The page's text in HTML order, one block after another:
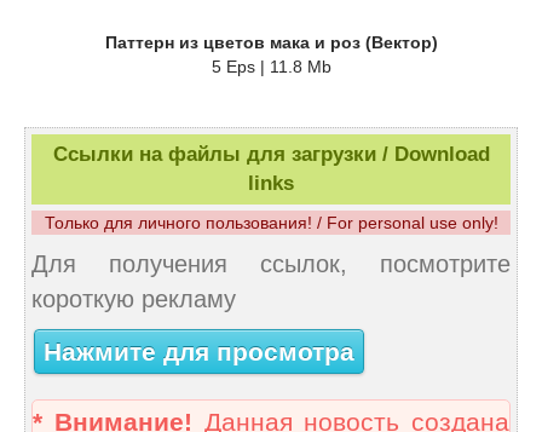
Паттерн из цветов мака и роз (Вектор)
5 Eps | 11.8 Mb
Ссылки на файлы для загрузки / Download
links
Только для личного пользования! / For personal use only!
Для получения ссылок, посмотрите
короткую рекламу
Нажмите для просмотра
* Внимание! Данная новость создана